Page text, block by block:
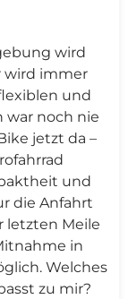
wird
wird immer
und
war noch nie
jetzt da –
und
die Anfahrt
letzten Meile
in
Welches
zu mir?